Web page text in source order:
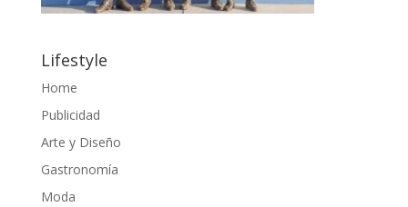
Lifestyle
Home
Publicidad
Arte y Diseño
Gastronomía
Moda